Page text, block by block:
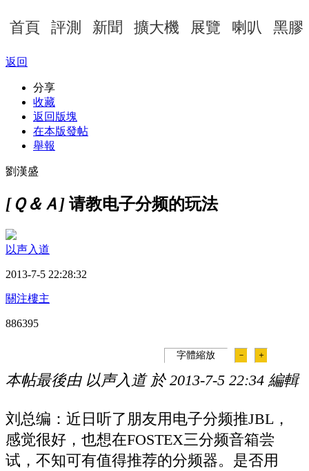
首頁 評測 新聞 擴大機 展覽 喇叭 黑膠
返回
分享
收藏
返回版塊
在本版發帖
舉報
劉漢盛
[Ｑ＆Ａ] 请教电子分频的玩法
以声入道
2013-7-5 22:28:32
關注樓主
886395
字體縮放 － ＋
本帖最後由 以声入道 於 2013-7-5 22:34 編輯
刘总编：近日听了朋友用电子分频推JBL，
感觉很好，也想在FOSTEX三分频音箱尝
试，不知可有值得推荐的分频器。是否用